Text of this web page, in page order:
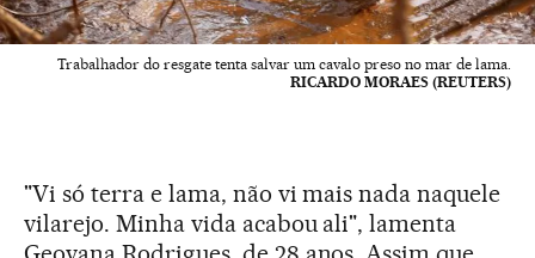
Trabalhador do resgate tenta salvar um cavalo preso no mar de lama.
RICARDO MORAES (REUTERS)
"Vi só terra e lama, não vi mais nada naquele
vilarejo. Minha vida acabou ali", lamenta